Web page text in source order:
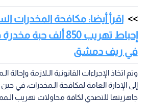
اقرأ أيضا: مكافحة المخدرات
إحباط تهريب 850 ألف
في ريف دمشق
وتم اتخاذ الإجراءات القانونية الـلازمة
إلى الإدارة العامة لمكافحة الـمخدرات، في حين
جاهزيتها للتصدي لكافة محاولات تهريب